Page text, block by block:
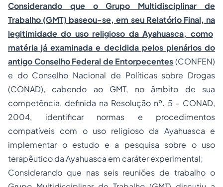
Considerando que o Grupo Multidisciplinar de
Trabalho (GMT) baseou-se, em seu Relatório Final, na
legitimidade do uso religioso da Ayahuasca, como
matéria já examinada e decidida pelos plenários do
antigo Conselho Federal de Entorpecentes(CONFEN)
e do Conselho Nacional de Políticas sobre Drogas
(CONAD), cabendo ao GMT, no âmbito de sua
competência, definida na Resolução nº. 5 - CONAD,
2004, identificar normas e procedimentos
compatíveis com o uso religioso da Ayahuasca e
implementar o estudo e a pesquisa sobre o uso
terapêutico da Ayahuasca em caráter experimental;
Considerando que nas seis reuniões de trabalho o